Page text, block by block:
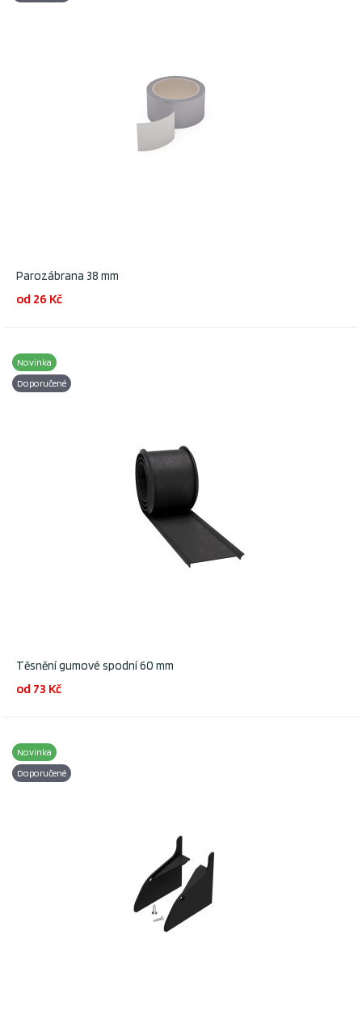
Parozábrana 38 mm
od 26 Kč
Novinka
Doporučené
Těsnění gumové spodní 60 mm
od 73 Kč
Novinka
Doporučené